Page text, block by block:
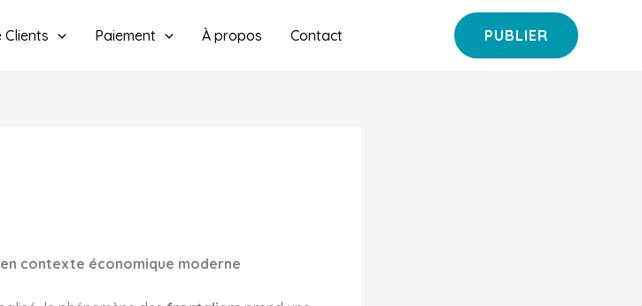
Clients Paiement À propos Contact PUBLIER
contexte économique moderne